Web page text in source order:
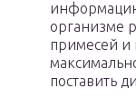
организме
примесей и
поставить